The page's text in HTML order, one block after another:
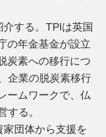
する。TPIは英国
の年金基金が設立
炭素への移行につ
企業の脱炭素移行
ームワークで、仏
する。
団体から支援を